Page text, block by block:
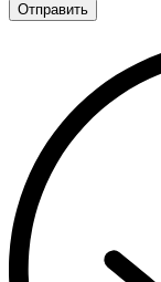
Отправить